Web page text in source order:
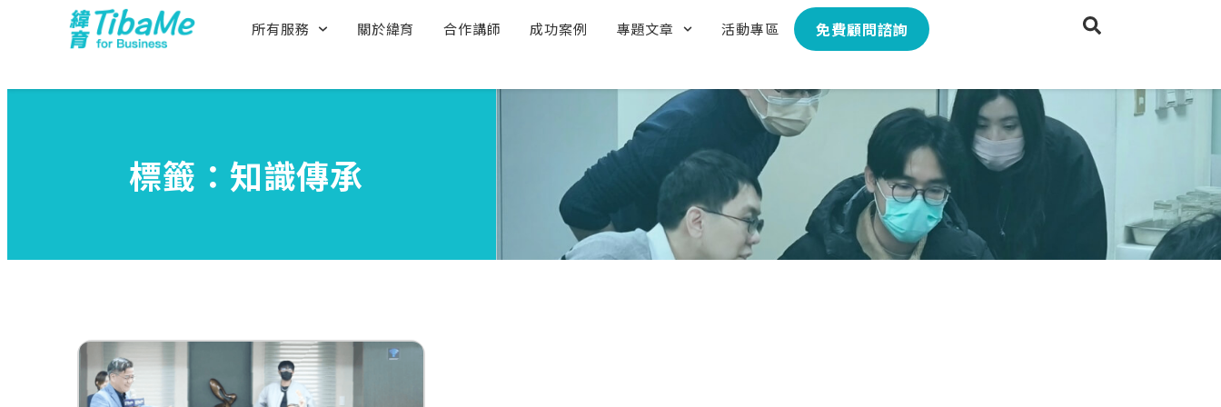
所有服務 關於緯育 合作講師 成功案例 專題文章 活動專區 免費顧問諮詢
標籤：知識傳承